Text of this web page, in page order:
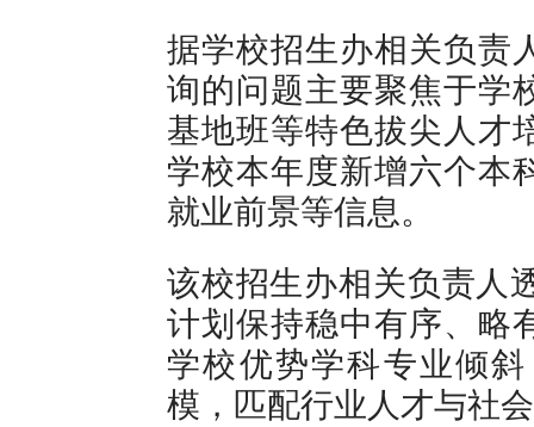
据学校招生办相关负责
询的问题主要聚焦于学
基地班等特色拔尖人才
学校本年度新增六个本
就业前景等信息。
该校招生办相关负责人
计划保持稳中有序、略
学校优势学科专业倾
模，匹配行业人才与社